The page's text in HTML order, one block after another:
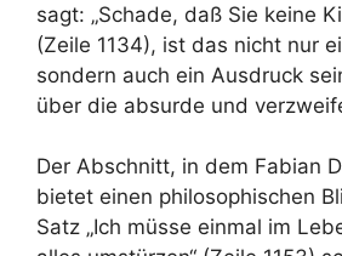
sagt: „Schade, daß Sie keine
(Zeile 1134), ist das nicht nur
sondern auch ein Ausdruck
über die absurde und
Der Abschnitt, in dem Fabian
bietet einen philosophischen
Satz „Ich müsse einmal im